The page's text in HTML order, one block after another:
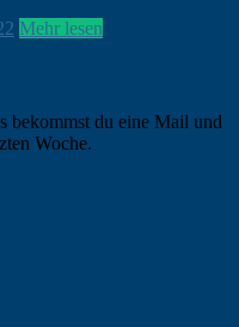
Hamburg,
Mehr lesen
bekommst du eine Mail und
Woche.